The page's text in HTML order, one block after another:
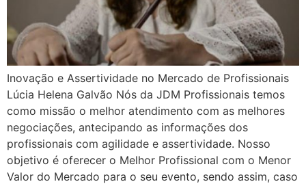
Inovação e Assertividade no Mercado de Profissionais
Lúcia Helena Galvão Nós da JDM Profissionais temos
como missão o melhor atendimento com as melhores
negociações, antecipando as informações dos
profissionais com agilidade e assertividade. Nosso
objetivo é oferecer o Melhor Profissional com o Menor
Valor do Mercado para o seu evento, sendo assim, caso